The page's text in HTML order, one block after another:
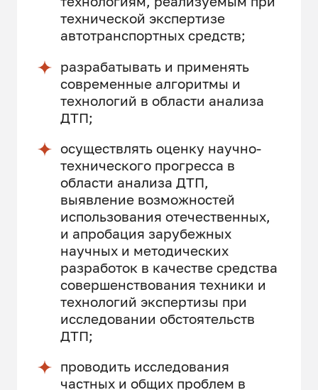
технической экспертизе
автотранспортных средств;
разрабатывать и применять
современные алгоритмы и
технологий в области анализа
ДТП;
осуществлять оценку научно-
технического прогресса в
области анализа ДТП,
выявление возможностей
использования отечественных,
и апробация зарубежных
научных и методических
разработок в качестве средства
совершенствования техники и
технологий экспертизы при
исследовании обстоятельств
ДТП;
проводить исследования
частных и общих проблем в